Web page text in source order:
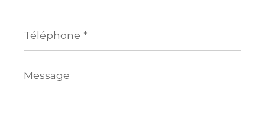
*
Message
*